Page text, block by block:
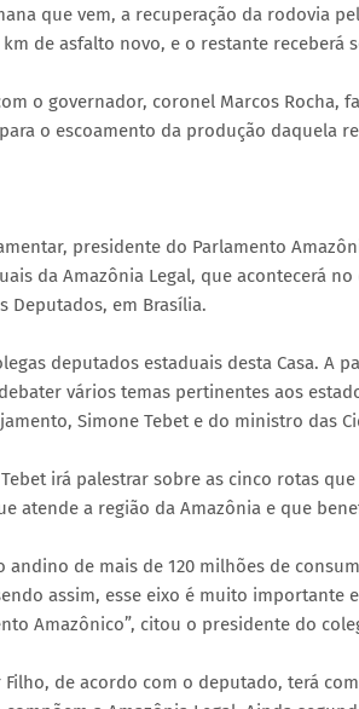
que vem, a recuperação da rodovia
de asfalto novo, e o restante receberá
o governador, coronel Marcos Rocha,
o escoamento da produção daquela
presidente do Parlamento
da Amazônia Legal, que acontecerá
Deputados, em Brasília.
deputados estaduais desta Casa. A
vários temas pertinentes aos
Simone Tebet e do ministro das
irá palestrar sobre as cinco rotas
atende a região da Amazônia e que
andino de mais de 120 milhões de
assim, esse eixo é muito importante
Amazônico”, citou o presidente do
Filho, de acordo com o deputado, terá